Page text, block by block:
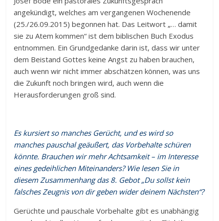
angekündigt, welches am vergangenen Wochenende
(25./26.09.2015) begonnen hat. Das Leitwort „… damit
sie zu Atem kommen“ ist dem biblischen Buch Exodus
entnommen. Ein Grundgedanke darin ist, dass wir unter
dem Beistand Gottes keine Angst zu haben brauchen,
auch wenn wir nicht immer abschätzen können, was uns
die Zukunft noch bringen wird, auch wenn die
Herausforderungen groß sind.
Es kursiert so manches Gerücht, und es wird so
manches pauschal geäußert, das Vorbehalte schüren
könnte. Brauchen wir mehr Achtsamkeit – im Interesse
eines gedeihlichen Miteinanders? Wie lesen Sie in
diesem Zusammenhang das 8. Gebot „Du sollst kein
falsches Zeugnis von dir geben wider deinem Nächsten“?
Gerüchte und pauschale Vorbehalte gibt es unabhängig